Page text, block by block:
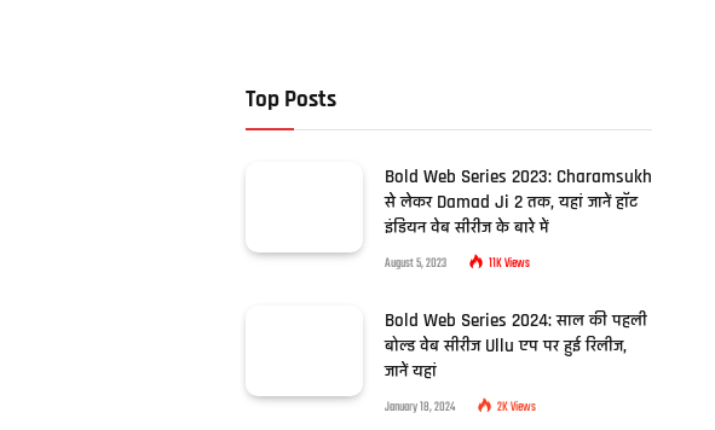
Top Posts
Bold Web Series 2023: Charamsukh
से लेकर Damad Ji 2 तक, यहां जानें हॉट
इंडियन वेब सीरीज के बारे में
August 5, 2023 11KViews
Bold Web Series 2024: साल की पहली
बोल्ड वेब सीरीज Ullu एप पर हुई रिलीज,
जानें यहां
January 18, 2024 2KViews